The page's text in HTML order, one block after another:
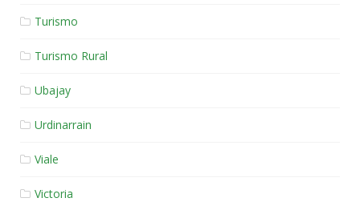
Turismo
Turismo Rural
Ubajay
Urdinarrain
Viale
Victoria